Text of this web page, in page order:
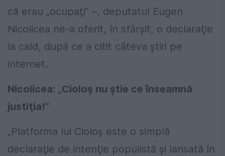
că erau „ocupaţi” –, deputatul Eugen
Nicolicea ne-a oferit, în sfârşit, o declaraţie
la cald, după ce a citit câteva ştiri pe
internet.
Nicolicea: „Cioloş nu ştie ce înseamnă
justiţia!”
„Platforma lui Cioloş este o simplă
declaraţie de intenţie populistă şi lansată în